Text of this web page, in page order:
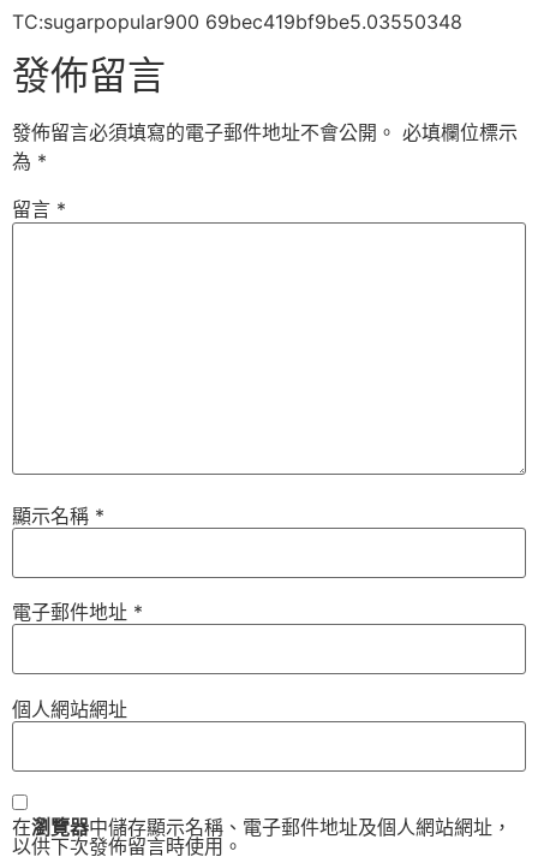
TC:sugarpopular900 69bec419bf9be5.03550348
發佈留言
發佈留言必須填寫的電子郵件地址不會公開。 必填欄位標示
為 *
留言 *
顯示名稱 *
電子郵件地址 *
個人網站網址
在瀏覽器中儲存顯示名稱、電子郵件地址及個人網站網址，
以供下次發佈留言時使用。